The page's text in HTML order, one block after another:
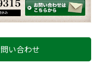
い合わせ